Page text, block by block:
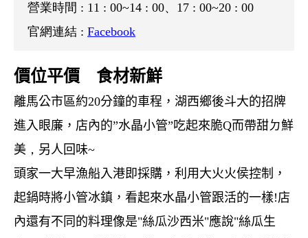
營業時間 : 11 : 00~14 : 00、17 : 00~20 : 00
官網連結 : Facebook
價位平價 食材新鮮
離馬公市區約20分鐘的車程，湖西鄉後斗大的招牌
進入眼廉，店內的”水晶小管”吃起來脆Q而帶甜ㄉ鮮
美 ， 另人回味~
頭家一大早漁船入港即採購，利用大火火侯控制，
起鍋時將小管冰鎮，看起來水晶小管跟活的一樣!店
內還有不同的料理像是"絲瓜沙西米"應說"絲瓜生